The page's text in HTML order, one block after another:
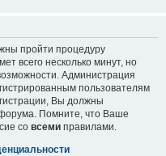
пройти процедуру
всего несколько минут, но
Администрация
пользователям
Вы должны
Помните, что Ваше
со всеми правилами.